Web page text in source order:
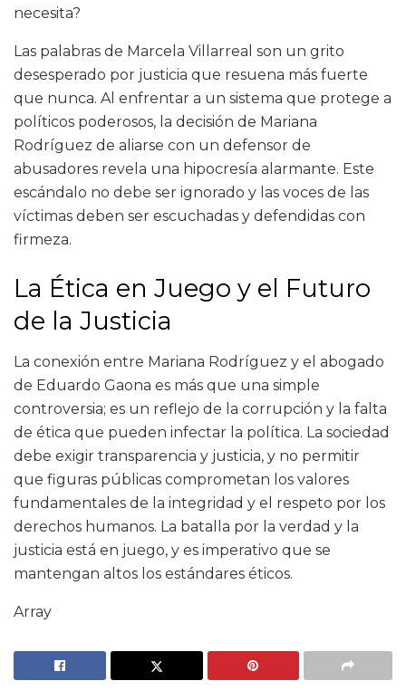
necesita?
Las palabras de Marcela Villarreal son un grito
desesperado por justicia que resuena más fuerte
que nunca. Al enfrentar a un sistema que protege a
políticos poderosos, la decisión de Mariana
Rodríguez de aliarse con un defensor de
abusadores revela una hipocresía alarmante. Este
escándalo no debe ser ignorado y las voces de las
víctimas deben ser escuchadas y defendidas con
firmeza.
La Ética en Juego y el Futuro
de la Justicia
La conexión entre Mariana Rodríguez y el abogado
de Eduardo Gaona es más que una simple
controversia; es un reflejo de la corrupción y la falta
de ética que pueden infectar la política. La sociedad
debe exigir transparencia y justicia, y no permitir
que figuras públicas comprometan los valores
fundamentales de la integridad y el respeto por los
derechos humanos. La batalla por la verdad y la
justicia está en juego, y es imperativo que se
mantengan altos los estándares éticos.
Array